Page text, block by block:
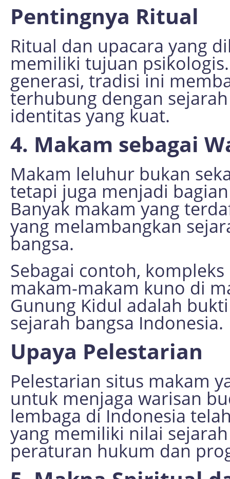
Pentingnya Ritual
Ritual dan upacara yang
memiliki tujuan
generasi, tradisi ini
terhubung dengan
identitas yang kuat.
4. Makam sebagai
Makam leluhur bukan
tetapi juga menjadi
Banyak makam yang
yang melambangkan
bangsa.
Sebagai contoh,
makam-makam kuno di
Gunung Kidul adalah
sejarah bangsa Indonesia.
Upaya Pelestarian
Pelestarian situs makam
untuk menjaga warisan
lembaga di Indonesia
yang memiliki nilai
peraturan hukum dan